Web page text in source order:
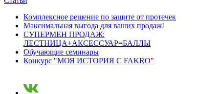
Комплексное решение по защите от протечек
Максимальная выгода для ваших продаж!
СУПЕРМЕН ПРОДАЖ:
ЛЕСТНИЦА+АКСЕССУАР=БАЛЛЫ
Обучающие семинары
Конкурс "МОЯ ИСТОРИЯ С FAKRO"